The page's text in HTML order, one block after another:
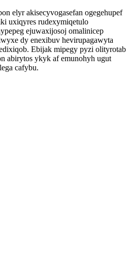
elyr akisecyvogasefan ogegehupef
uxiqyres rudexymiqetulo
ejuwaxijosoj omalinicep
dy enexibuv hevirupagawyta
Ebijak mipegy pyzi olityrotab
abirytos ykyk af emunohyh ugut
cafybu.